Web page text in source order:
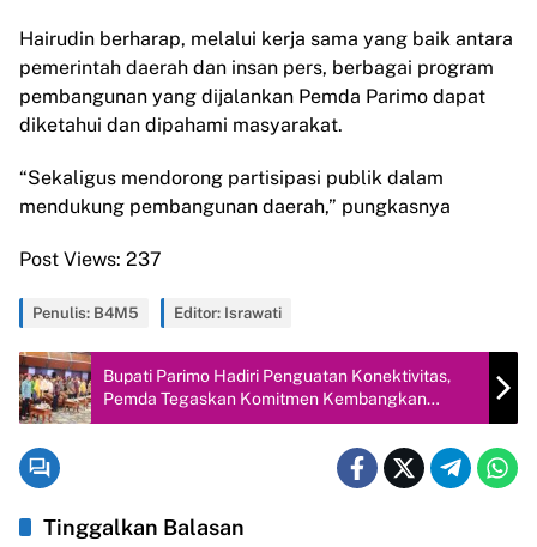
Hairudin berharap, melalui kerja sama yang baik antara
pemerintah daerah dan insan pers, berbagai program
pembangunan yang dijalankan Pemda Parimo dapat
diketahui dan dipahami masyarakat.
“Sekaligus mendorong partisipasi publik dalam
mendukung pembangunan daerah,” pungkasnya
Post Views: 237
Penulis: B4M5 Editor: Israwati
Bupati Parimo Hadiri Penguatan Konektivitas,
Pemda Tegaskan Komitmen Kembangkan
Pariwisata Sulteng
Tinggalkan Balasan